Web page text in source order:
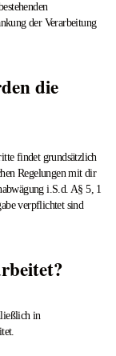
der Verarbeitung
die
findet grundsätzlich
Regelungen mit dir
i.S.d. A§ 5, 1
verpflichtet sind
in